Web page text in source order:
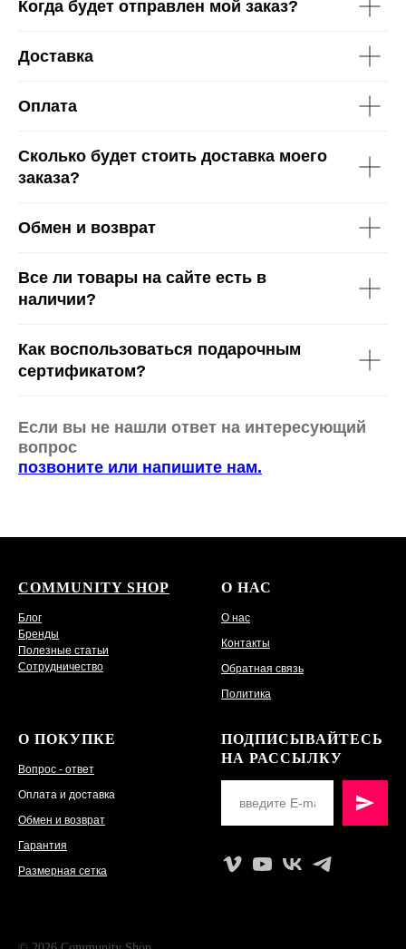
Когда будет отправлен мой заказ?
Доставка
Оплата
Сколько будет стоить доставка моего
заказа?
Обмен и возврат
Все ли товары на сайте есть в
наличии?
Как воспользоваться подарочным
сертификатом?
Если вы не нашли ответ на интересующий
вопрос
позвоните или напишите нам.
COMMUNITY SHOP
Блог
Бренды
Полезные статьи
Сотрудничество
О НАС
О нас
Контакты
Обратная связь
Политика
О ПОКУПКЕ
Вопрос - ответ
Оплата и доставка
Обмен и возврат
Гарантия
Размерная сетка
ПОДПИСЫВАЙТЕСЬ
НА РАССЫЛКУ